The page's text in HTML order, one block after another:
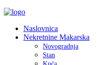
Naslovnica
Nekretnine Makarska
Novogradnja
Stan